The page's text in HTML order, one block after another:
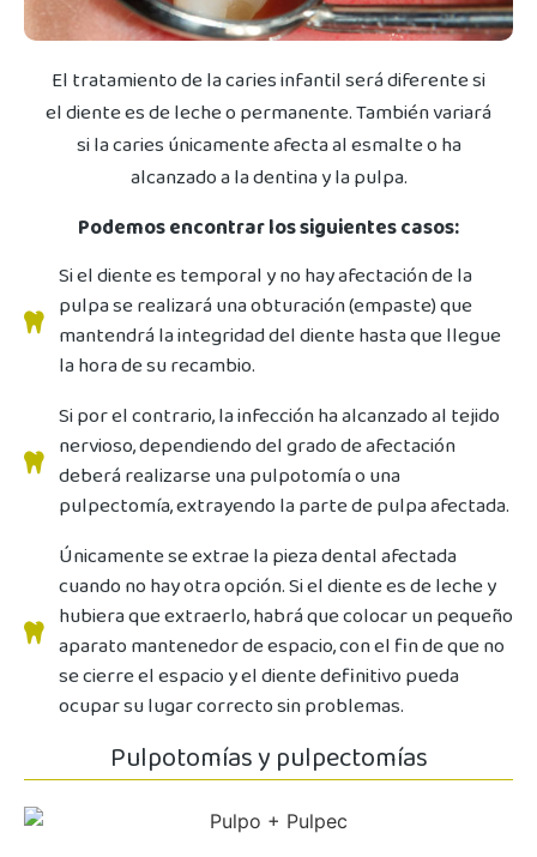
El tratamiento de la caries infantil será diferente si
el diente es de leche o permanente. También variará
si la caries únicamente afecta al esmalte o ha
alcanzado a la dentina y la pulpa.
Podemos encontrar los siguientes casos:
Si el diente es temporal y no hay afectación de la
pulpa se realizará una obturación (empaste) que
mantendrá la integridad del diente hasta que llegue
la hora de su recambio.
Si por el contrario, la infección ha alcanzado al tejido
nervioso, dependiendo del grado de afectación
deberá realizarse una pulpotomía o una
pulpectomía, extrayendo la parte de pulpa afectada.
Únicamente se extrae la pieza dental afectada
cuando no hay otra opción. Si el diente es de leche y
hubiera que extraerlo, habrá que colocar un pequeño
aparato mantenedor de espacio, con el fin de que no
se cierre el espacio y el diente definitivo pueda
ocupar su lugar correcto sin problemas.
Pulpotomías y pulpectomías